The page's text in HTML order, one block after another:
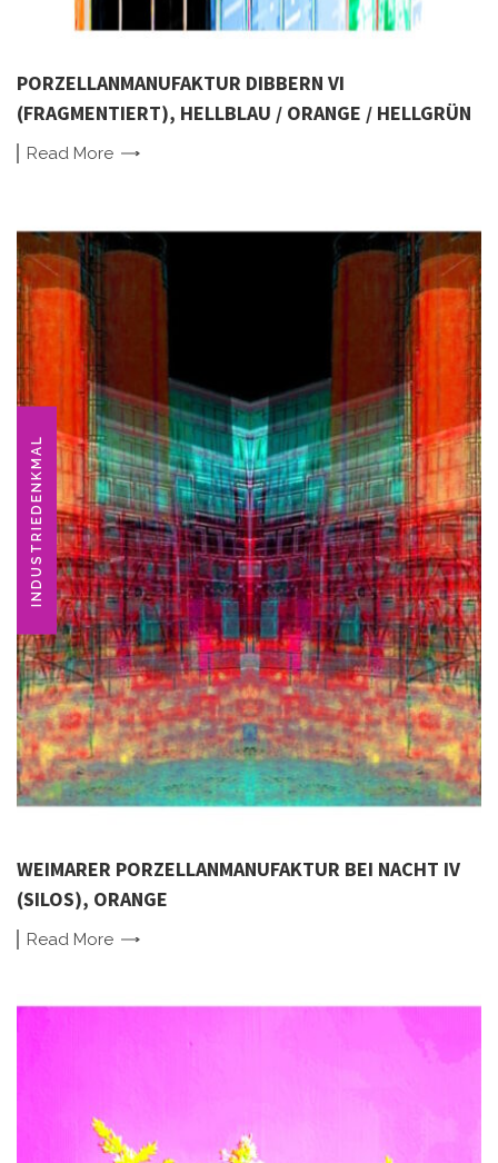
PORZELLANMANUFAKTUR DIBBERN VI
(FRAGMENTIERT), HELLBLAU / ORANGE / HELLGRÜN
Read More
INDUSTRIEDENKMAL
WEIMARER PORZELLANMANUFAKTUR BEI NACHT IV
(SILOS), ORANGE
Read More